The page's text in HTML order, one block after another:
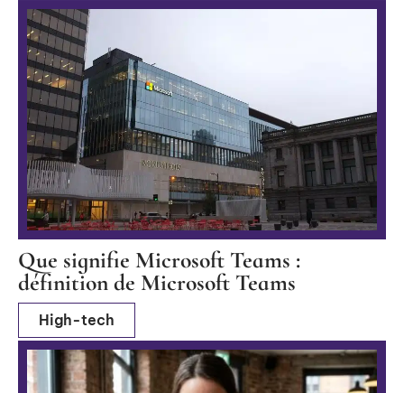
Que signifie Microsoft Teams :
définition de Microsoft Teams
High-tech